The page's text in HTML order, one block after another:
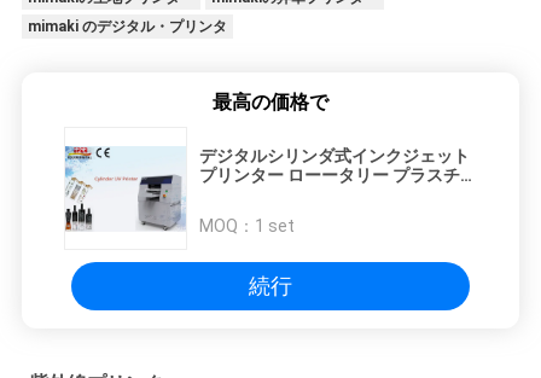
mimaki のデジタル・プリンタ
最高の価格で
デジタルシリンダ式インクジェット
プリンター ローータリー プラスチッ
MOQ： 1 set
続行